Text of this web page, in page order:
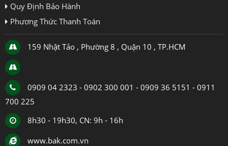
Quy Định Bảo Hành
Phương Thức Thanh Toán
159 Nhật Tảo , Phường 8 , Quận 10 , TP.HCM
0909 04 2323 - 0902 300 001 - 0909 36 5151 - 0911
700 225
8h30 - 19h30, CN: 9h - 16h
www.bak.com.vn